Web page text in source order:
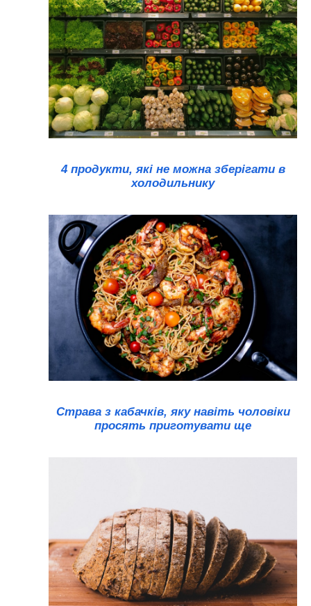
4 продукти, які не можна зберігати в
холодильнику
Страва з кабачків, яку навіть чоловіки
просять приготувати ще